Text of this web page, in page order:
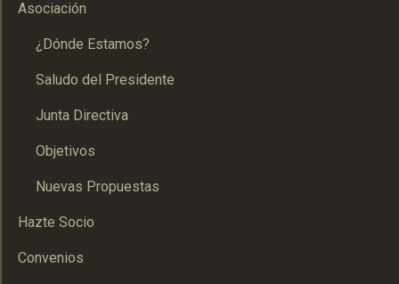
Asociación
¿Dónde Estamos?
Saludo del Presidente
Junta Directiva
Objetivos
Nuevas Propuestas
Hazte Socio
Convenios